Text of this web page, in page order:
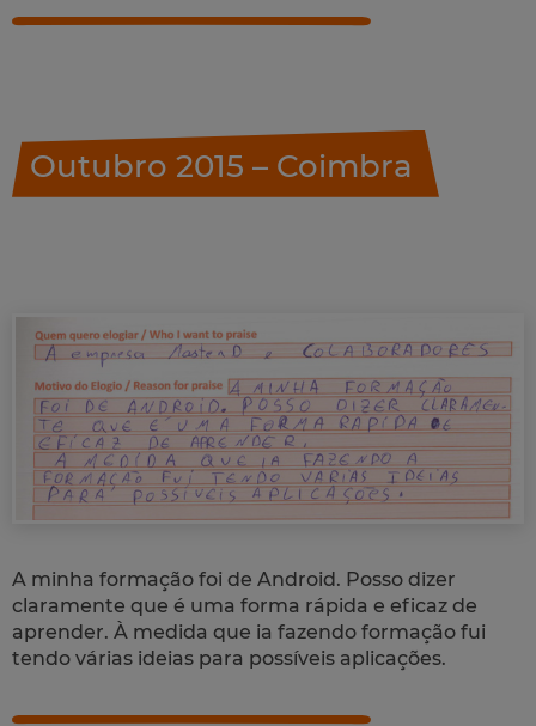
Outubro 2015 – Coimbra
A minha formação foi de Android. Posso dizer
claramente que é uma forma rápida e eficaz de
aprender. À medida que ia fazendo formação fui
tendo várias ideias para possíveis aplicações.